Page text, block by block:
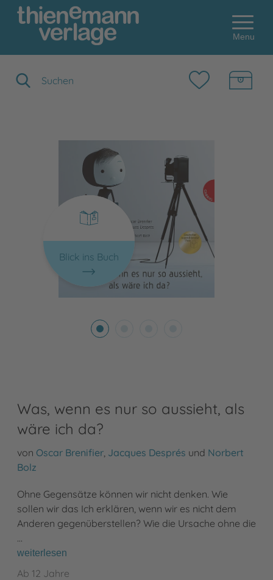
Menu
Blick ins Buch
Was, wenn es nur so aussieht, als
wäre ich da?
von Oscar Brenifier Jacques Després und Norbert
Bolz
Ohne Gegensätze können wir nicht denken. Wie
sollen wir das Ich erklären, wenn wir es nicht dem
Anderen gegenüberstellen? Wie die Ursache ohne die
…
weiterlesen
Ab 12 Jahre